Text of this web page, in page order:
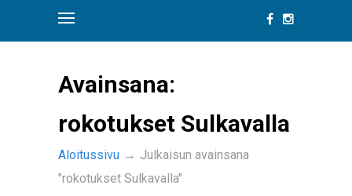
Avainsana:
rokotukset Sulkavalla
Aloitussivu → Julkaisun avainsana
"rokotukset Sulkavalla"